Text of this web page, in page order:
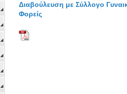
Διαβούλευση με Σύλλογο
Φορείς